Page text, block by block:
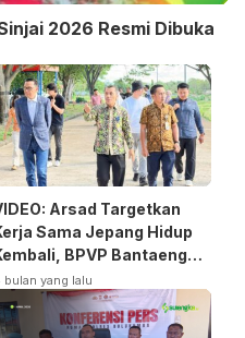
2026 Resmi Dibuka
Arsad Targetkan
Sama Jepang Hidup
BPVP Bantaeng
Bangkitkan Jurusan
bulan yang lalu